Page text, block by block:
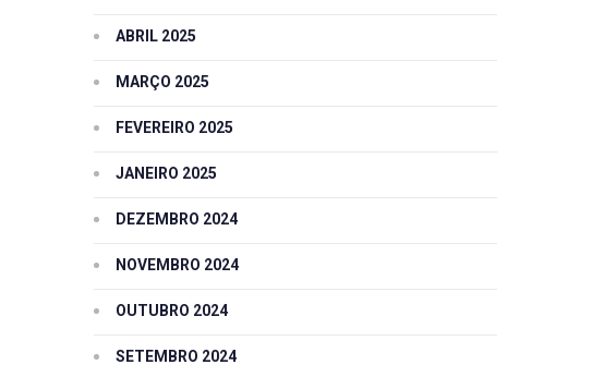
ABRIL 2025
MARÇO 2025
FEVEREIRO 2025
JANEIRO 2025
DEZEMBRO 2024
NOVEMBRO 2024
OUTUBRO 2024
SETEMBRO 2024